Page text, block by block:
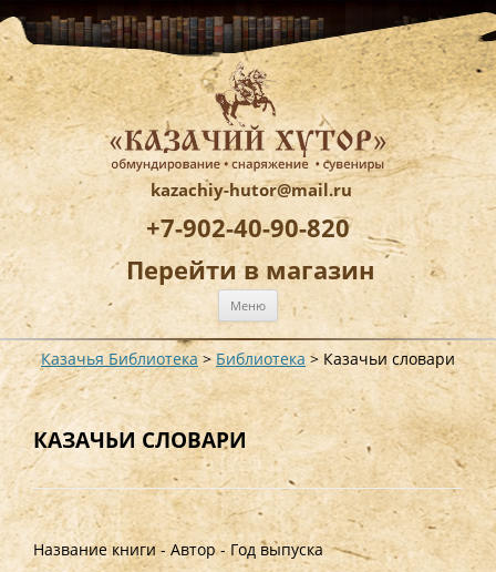
kazachiy-hutor@mail.ru
+7-902-40-90-820
Перейти в магазин
Меню Перейти
к
содержимому
Казачья Библиотека > Библиотека > Казачьи словари
КАЗАЧЬИ СЛОВАРИ
Название книги - Автор - Год выпуска